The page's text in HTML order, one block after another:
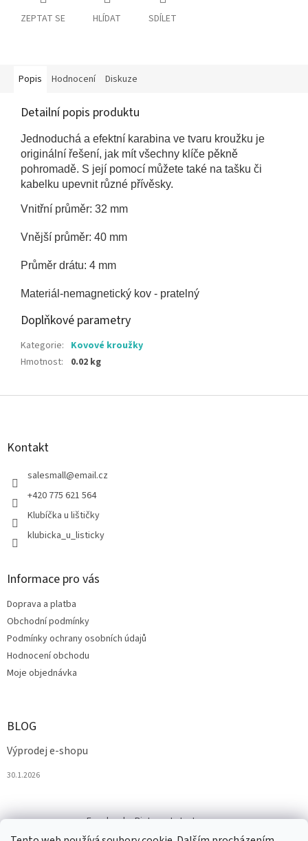
ZEPTAT SE HLÍDAT SDÍLET
Popis Hodnocení Diskuze
Detailní popis produktu
Jednoduchá a efektní karabina ve tvaru kroužku je
originální řešení, jak mít všechny klíče pěkně
pohromadě. S její pomocí můžete také na tašku či
kabelku upevnit různé přívěsky.
Vnitřní průměr: 32 mm
Vnější průměr: 40 mm
Průměr drátu: 4 mm
Materiál-nemagnetický kov - pratelný
Doplňkové parametry
Kategorie: Kovové kroužky
Hmotnost: 0.02 kg
Z
Kontakt
salesmall@email.cz
+420 775 621 564
Klubíčka u lištičky
klubicka_u_listicky
Informace pro vás
Doprava a platba
Obchodní podmínky
Podmínky ochrany osobních údajů
Hodnocení obchodu
Moje objednávka
BLOG
Výprodej e-shopu
30.1.2026
Facebook Pinterest Instagram